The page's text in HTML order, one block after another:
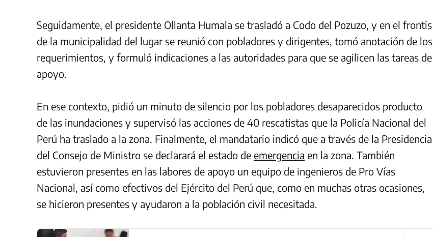
Seguidamente, el presidente Ollanta Humala se trasladó a Codo del Pozuzo, y en el frontis
de la municipalidad del lugar se reunió con pobladores y dirigentes, tomó anotación de los
requerimientos, y formuló indicaciones a las autoridades para que se agilicen las tareas de
apoyo.
En ese contexto, pidió un minuto de silencio por los pobladores desaparecidos producto
de las inundaciones y supervisó las acciones de 40 rescatistas que la Policía Nacional del
Perú ha traslado a la zona. Finalmente, el mandatario indicó que a través de la Presidencia
del Consejo de Ministro se declarará el estado de emergencia en la zona. También
estuvieron presentes en las labores de apoyo un equipo de ingenieros de Pro Vías
Nacional, así como efectivos del Ejército del Perú que, como en muchas otras ocasiones,
se hicieron presentes y ayudaron a la población civil necesitada.